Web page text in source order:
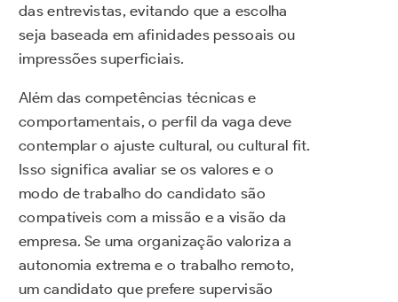
das entrevistas, evitando que a escolha
seja baseada em afinidades pessoais ou
impressões superficiais.
Além das competências técnicas e
comportamentais, o perfil da vaga deve
contemplar o ajuste cultural, ou cultural fit.
Isso significa avaliar se os valores e o
modo de trabalho do candidato são
compatíveis com a missão e a visão da
empresa. Se uma organização valoriza a
autonomia extrema e o trabalho remoto,
um candidato que prefere supervisão